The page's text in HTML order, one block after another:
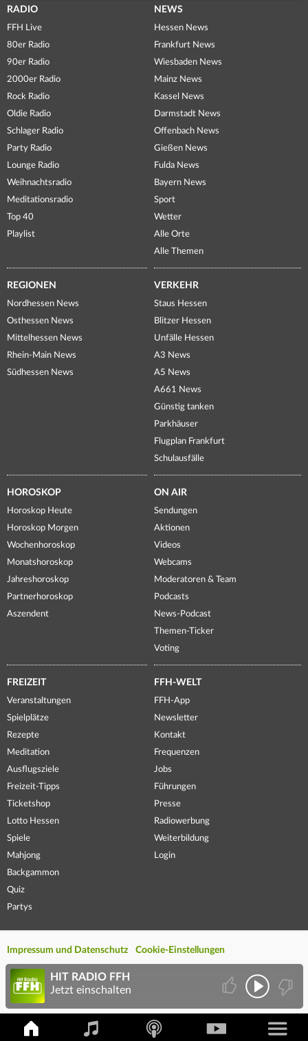
RADIO
FFH Live
80er Radio
90er Radio
2000er Radio
Rock Radio
Oldie Radio
Schlager Radio
Party Radio
Lounge Radio
Weihnachtsradio
Meditationsradio
Top 40
Playlist
NEWS
Hessen News
Frankfurt News
Wiesbaden News
Mainz News
Kassel News
Darmstadt News
Offenbach News
Gießen News
Fulda News
Bayern News
Sport
Wetter
Alle Orte
Alle Themen
REGIONEN
Nordhessen News
Osthessen News
Mittelhessen News
Rhein-Main News
Südhessen News
VERKEHR
Staus Hessen
Blitzer Hessen
Unfälle Hessen
A3 News
A5 News
A661 News
Günstig tanken
Parkhäuser
Flugplan Frankfurt
Schulausfälle
HOROSKOP
Horoskop Heute
Horoskop Morgen
Wochenhoroskop
Monatshoroskop
Jahreshoroskop
Partnerhoroskop
Aszendent
ON AIR
Sendungen
Aktionen
Videos
Webcams
Moderatoren & Team
Podcasts
News-Podcast
Themen-Ticker
Voting
FREIZEIT
Veranstaltungen
Spielplätze
Rezepte
Meditation
Ausflugsziele
Freizeit-Tipps
Ticketshop
Lotto Hessen
Spiele
Mahjong
Backgammon
Quiz
Partys
FFH-WELT
FFH-App
Newsletter
Kontakt
Frequenzen
Jobs
Führungen
Presse
Radiowerbung
Weiterbildung
Login
Impressum und Datenschutz Cookie-Einstellungen
HIT RADIO FFH
Jetzt einschalten